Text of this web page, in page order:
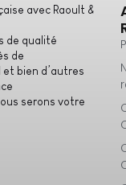
avec Raoult &
de qualité
de
et bien d’autres
serons votre